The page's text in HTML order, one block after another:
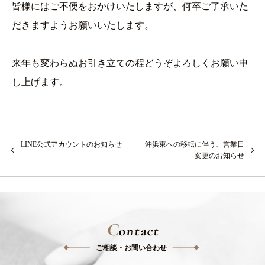
皆様にはご不便をおかけいたしますが、何卒ご了承いた
だきますようお願いいたします。
来年も変わらぬお引き立ての程どうぞよろしくお願い申
し上げます。
LINE公式アカウントのお知らせ
沖浜東への移転に伴う、営業日
変更のお知らせ
Contact
ご相談・お問い合わせ